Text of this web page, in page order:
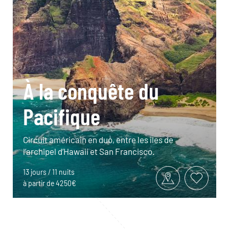
À la conquête du
Pacifique
Circuit américain en duo, entre les îles de
l’archipel d’Hawaii et San Francisco.
13 jours / 11 nuits
à partir de 4250€